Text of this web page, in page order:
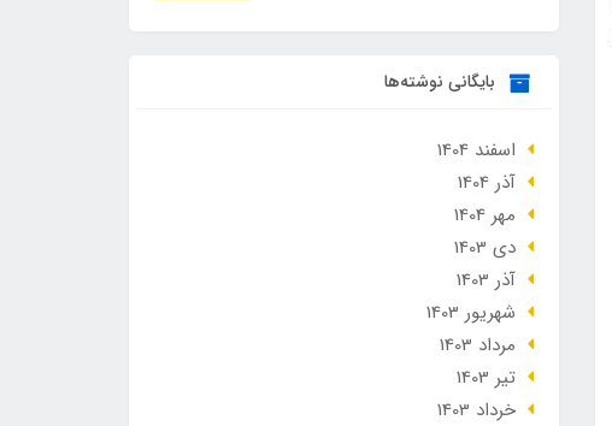
بایگانی نوشته‌ها
اسفند 1404
آذر 1404
مهر 1404
دی 1403
آذر 1403
شهریور 1403
مرداد 1403
تير 1403
خرداد 1403